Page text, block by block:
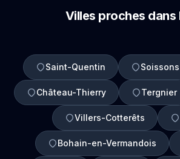
Villes proches dans
Saint-Quentin Soissons
Château-Thierry Tergnier
Villers-Cotterêts
Bohain-en-Vermandois